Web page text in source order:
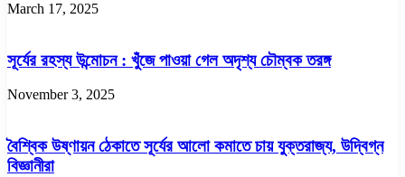
March 17, 2025
সূর্যের রহস্য উন্মোচন : খুঁজে পাওয়া গেল অদৃশ্য চৌম্বক তরঙ্গ
November 3, 2025
বৈশ্বিক উষ্ণায়ন ঠেকাতে সূর্যের আলো কমাতে চায় যুক্তরাজ্য, উদ্বিগ্ন
বিজ্ঞানীরা